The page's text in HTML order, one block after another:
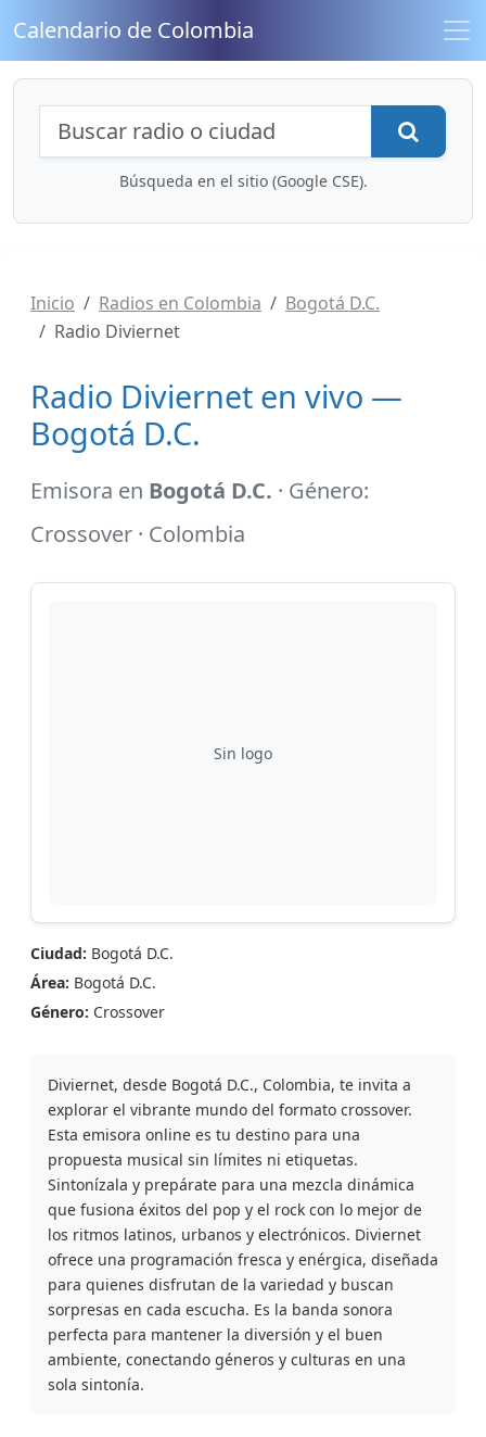
Calendario de Colombia
Búsqueda de radios y contenidos
Búsqueda en el sitio (Google CSE).
Inicio Radios en Colombia
Bogotá D.C.
Radio Diviernet
Radio Diviernet en vivo —
Bogotá D.C.
Emisora en Bogotá D.C. · Género:
Crossover · Colombia
Sin logo
Ciudad: Bogotá D.C.
Área: Bogotá D.C.
Género: Crossover
Diviernet, desde Bogotá D.C., Colombia, te invita a
explorar el vibrante mundo del formato crossover.
Esta emisora online es tu destino para una
propuesta musical sin límites ni etiquetas.
Sintonízala y prepárate para una mezcla dinámica
que fusiona éxitos del pop y el rock con lo mejor de
los ritmos latinos, urbanos y electrónicos. Diviernet
ofrece una programación fresca y enérgica, diseñada
para quienes disfrutan de la variedad y buscan
sorpresas en cada escucha. Es la banda sonora
perfecta para mantener la diversión y el buen
ambiente, conectando géneros y culturas en una
sola sintonía.